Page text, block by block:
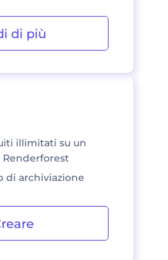
illimitati su un
di archiviazione
di più